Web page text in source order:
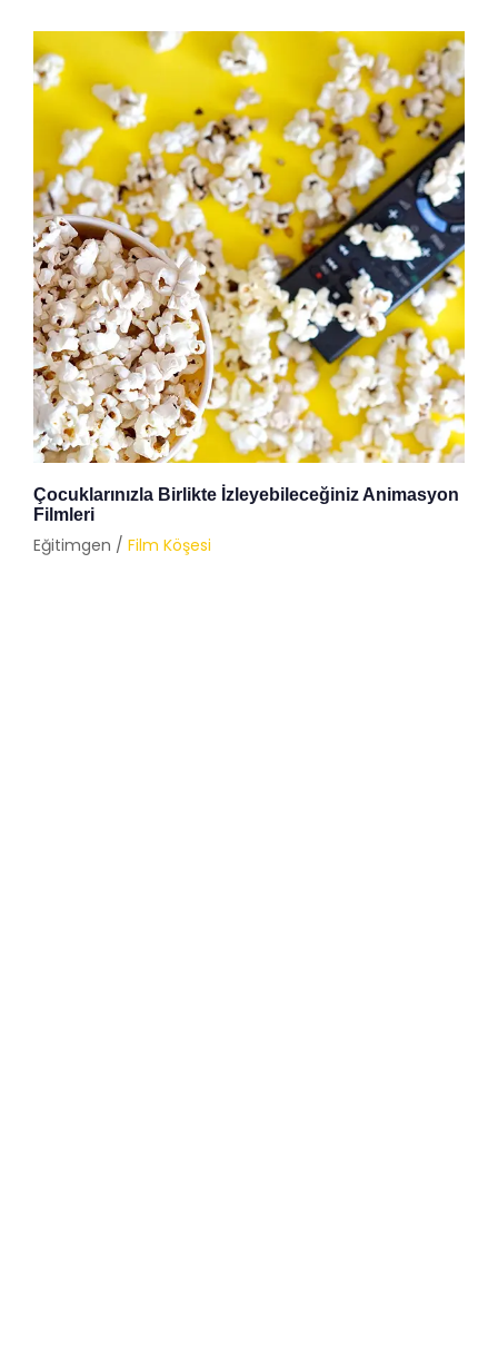
Çocuklarınızla Birlikte İzleyebileceğiniz Animasyon
Filmleri
Eğitimgen / Film Köşesi